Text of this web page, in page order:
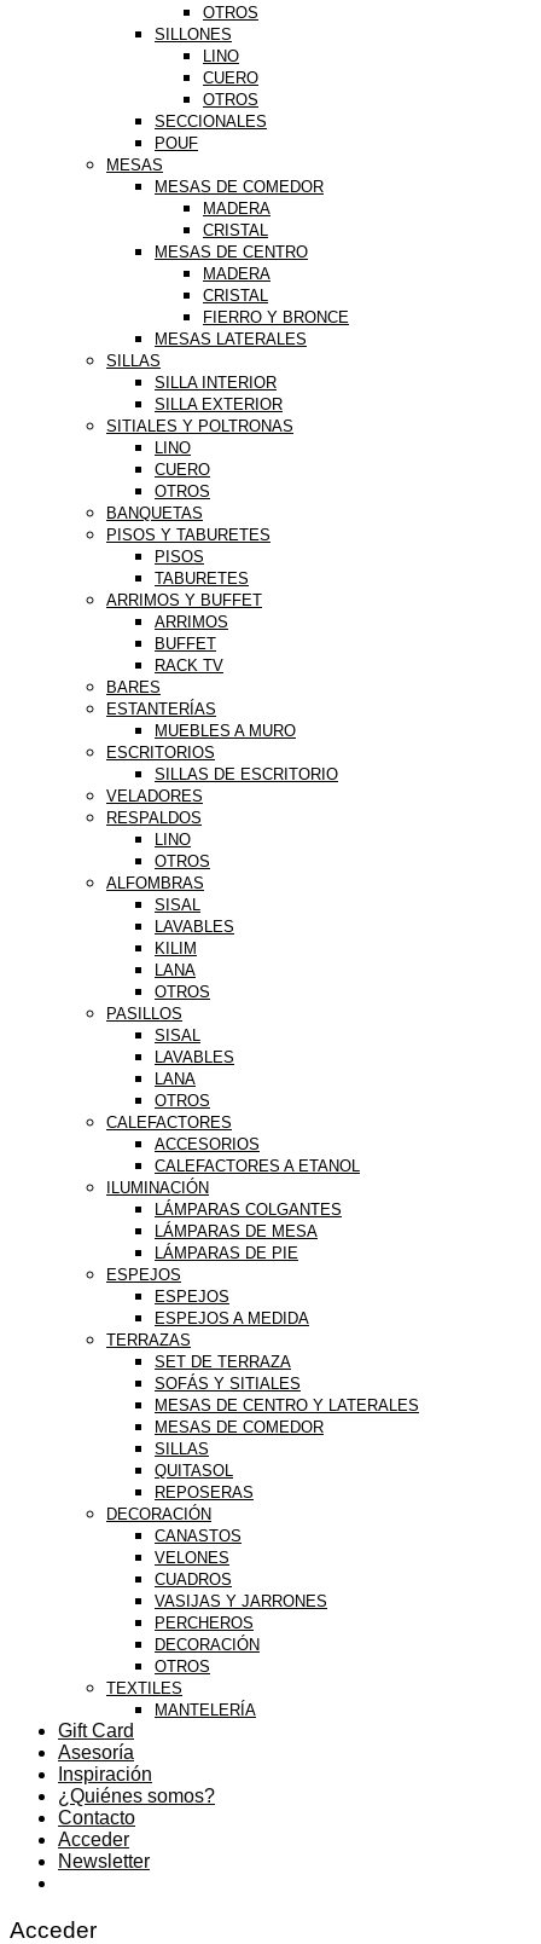
OTROS
SILLONES
LINO
CUERO
OTROS
SECCIONALES
POUF
MESAS
MESAS DE COMEDOR
MADERA
CRISTAL
MESAS DE CENTRO
MADERA
CRISTAL
FIERRO Y BRONCE
MESAS LATERALES
SILLAS
SILLA INTERIOR
SILLA EXTERIOR
SITIALES Y POLTRONAS
LINO
CUERO
OTROS
BANQUETAS
PISOS Y TABURETES
PISOS
TABURETES
ARRIMOS Y BUFFET
ARRIMOS
BUFFET
RACK TV
BARES
ESTANTERÍAS
MUEBLES A MURO
ESCRITORIOS
SILLAS DE ESCRITORIO
VELADORES
RESPALDOS
LINO
OTROS
ALFOMBRAS
SISAL
LAVABLES
KILIM
LANA
OTROS
PASILLOS
SISAL
LAVABLES
LANA
OTROS
CALEFACTORES
ACCESORIOS
CALEFACTORES A ETANOL
ILUMINACIÓN
LÁMPARAS COLGANTES
LÁMPARAS DE MESA
LÁMPARAS DE PIE
ESPEJOS
ESPEJOS
ESPEJOS A MEDIDA
TERRAZAS
SET DE TERRAZA
SOFÁS Y SITIALES
MESAS DE CENTRO Y LATERALES
MESAS DE COMEDOR
SILLAS
QUITASOL
REPOSERAS
DECORACIÓN
CANASTOS
VELONES
CUADROS
VASIJAS Y JARRONES
PERCHEROS
DECORACIÓN
OTROS
TEXTILES
MANTELERÍA
Gift Card
Asesoría
Inspiración
¿Quiénes somos?
Contacto
Acceder
Newsletter
Acceder